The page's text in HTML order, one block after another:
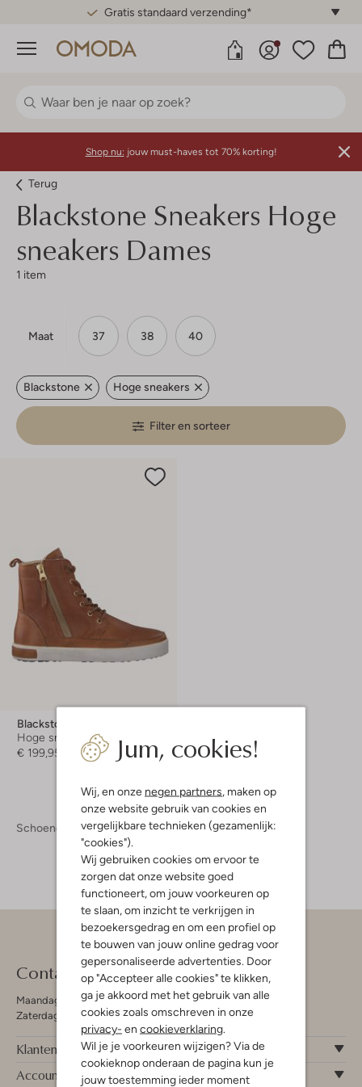
Gratis standaard verzending*
Menu
Jum, cookies!
Wij, en onze negen partners, maken op
onze website gebruik van cookies en
vergelijkbare technieken (gezamenlijk:
"cookies").
Wij gebruiken cookies om ervoor te
zorgen dat onze website goed
functioneert, om jouw voorkeuren op
te slaan, om inzicht te verkrijgen in
bezoekersgedrag en om een profiel op
te bouwen van jouw online gedrag voor
gepersonaliseerde advertenties. Door
op "Accepteer alle cookies" te klikken,
ga je akkoord met het gebruik van alle
cookies zoals omschreven in onze
privacy- en cookieverklaring.
Wil je je voorkeuren wijzigen? Via de
cookieknop onderaan de pagina kun je
jouw toestemming ieder moment
Shop nu: jouw must-haves tot 70% korting!
Terug
Blackstone Sneakers Hoge
sneakers Dames
1 item
Maat 37 38 40
Blackstone Hoge sneakers
Filter en sorteer
Blackstone
Hoge sneakers
€ 199,95
Schoenen Sneakers Sneakers Dames
Contact
Maandag - Vrijdag 09:00 - 19:00 uur
Zaterdag 09:00 - 17:00 uur
Klantenservice
Account